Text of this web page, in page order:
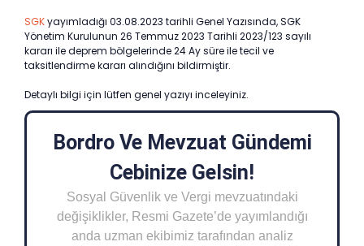
SGKyayımladığı 03.08.2023 tarihli Genel Yazısında, SGK
Yönetim Kurulunun 26 Temmuz 2023 Tarihli 2023/123 sayılı
kararı ile deprem bölgelerinde 24 Ay süre ile tecil ve
taksitlendirme kararı alındığını bildirmiştir.
Detaylı bilgi için lütfen genel yazıyı inceleyiniz.
Bordro Ve Mevzuat Gündemi
Cebinize Gelsin!
Sosyal Güvenlik ve Vergi mevzuatındaki
değişiklikler, Resmi Gazete’de yayımlandığı
anda uzman ekibimiz tarafından analiz